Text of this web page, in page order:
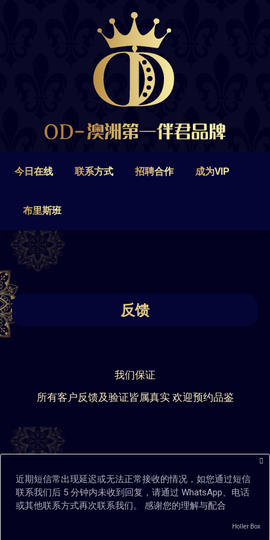
今日在线 联系方式 招聘合作 成为VIP
布里斯班
反馈
我们保证
所有客户反馈及验证皆属真实 欢迎预约品鉴
近期短信常出现延迟或无法正常接收的情况，如您通过短信
联系我们后 5 分钟内未收到回复，请通过 WhatsApp、电话
或其他联系方式再次联系我们。 感谢您的理解与配合
Holler Box
联系方式 招聘合作
布里斯班